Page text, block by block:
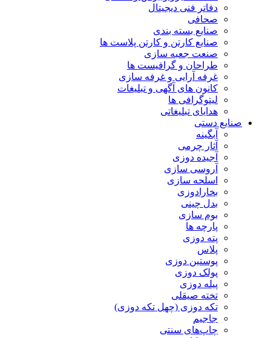
دفاتر فنی دیجیتال
صحافی
صنایع بسته بندی
صنایع کارتن و کارتن پلاست ها
صنعت جعبه سازی
طراحان و گرافیست ها
غرفه آرایی و غرفه سازی
کانون های آگهی و تبلیغات
لیتوگرافی ها
هدایای تبلیغاتی
صنایع دستی
آبگینه
آثار چرمی
آجیده دوزی
آروسی سازی
اسلحه سازی
بخارادوزی
بدل چینی
بوم سازی
پارچه ها
پته دوزی
پلاس
پوستین دوزی
پولک دوزی
پیله دوزی
تخته صیقلی
تکه دوزی (چهل تکه دوزی)
جاجیم
چاپ‌های سنتی